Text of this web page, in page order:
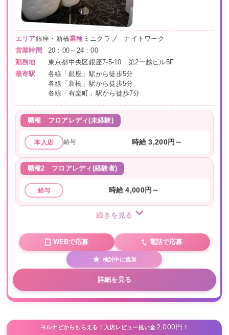
エリア銀座・新橋業種 ミニクラブ ナイトワーク
営業時間
20：00～24：00
勤務地
東京都中央区銀座7-5-10 第2一越ビル5F
最寄駅
各線「銀座」駅から徒歩5分
各線「新橋」駅から徒歩5分
各線「有楽町」駅から徒歩7分
職種 フロアレディ(未経験)
本入店 給与 時給 3,200円～
職種2 フロアレディ(経験者)
給与 時給 4,000円～
続きを見る
WEBで応募 電話で応募
検討中に追加
詳細を見る
ヨルナビからもらえる！入店レビュー祝い金2,000円 ！